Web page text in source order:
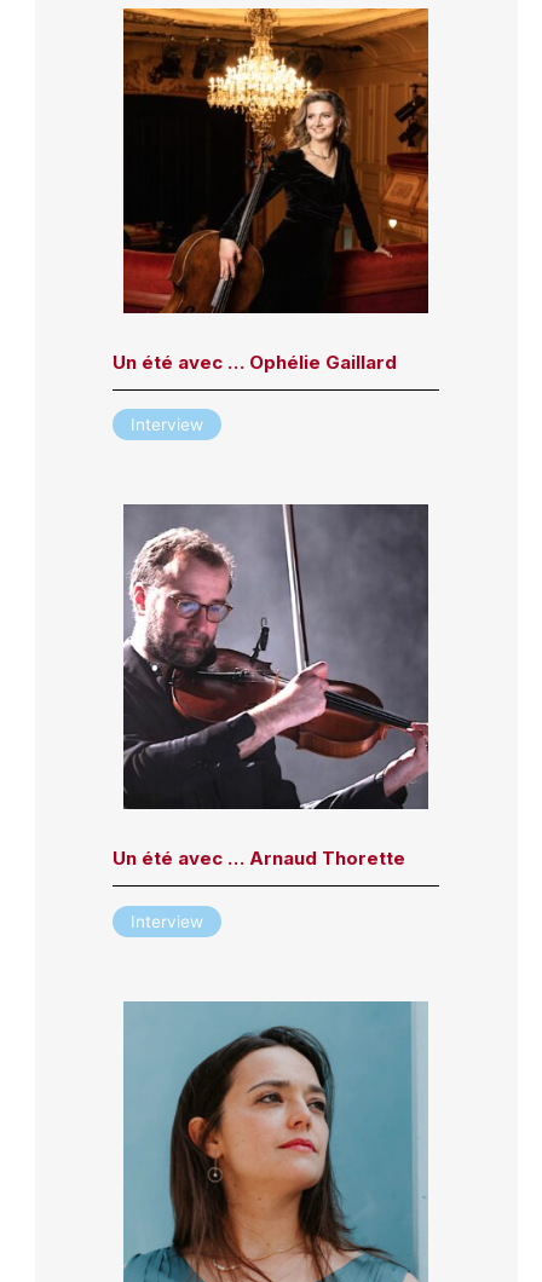
Un été avec … Ophélie Gaillard
Interview
Un été avec … Arnaud Thorette
Interview